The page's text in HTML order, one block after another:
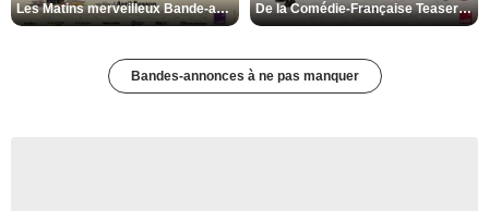
Les Matins merveilleux Bande-annonce VF De la Comédie-Française Teaser VF
Bandes-annonces à ne pas manquer